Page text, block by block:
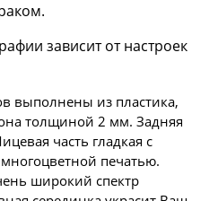
зависит от настроек
выполнены из пластика,
толщиной 2 мм. Задняя
часть гладкая с
печатью.
широкий спектр